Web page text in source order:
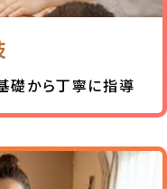
礎から丁寧に指導